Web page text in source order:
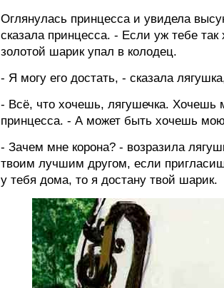
Оглянулась принцесса и увидела
сказала принцесса. - Если уж тебе
золотой шарик упал в колодец.
- Я могу его достать, - сказала
- Всё, что хочешь, лягушечка. Хочешь
принцесса. - А может быть хочешь
- Зачем мне корона? - возразила
твоим лучшим другом, если
у тебя дома, то я достану твой шарик.